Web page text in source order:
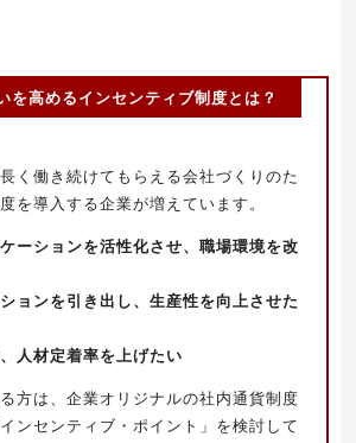
を高めるインセンティブ制度とは？
く働き続けてもらえる会社づくりのた
を導入する企業が増えています。
ーションを活性化させ、職場環境を改
ョンを引き出し、生産性を向上させた
人材定着率を上げたい
方は、企業オリジナルの社内通貨制度
ンセンティブ・ポイント」を検討して